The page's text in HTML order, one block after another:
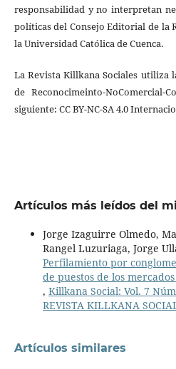
responsabilidad y no interpretan
políticas del Consejo Editorial de la
la Universidad Católica de Cuenca.
La Revista Killkana Sociales utiliza
de Reconocimeinto-
siguiente: CC BY-NC-SA 4.0
Artículos más leídos del
Jorge Izaguirre Olmedo,
Rangel Luzuriaga, Jorge
Perfilamiento por
de puestos de los
, Killkana Social: Vol. 7
REVISTA KILLKANA
Artículos similares